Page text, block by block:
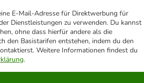
E-Mail-Adresse für Direktwerbung für
Dienstleistungen zu verwenden. Du kannst
ohne dass hierfür andere als die
den Basistarifen entstehen, indem du den
Weitere Informationen findest du
.